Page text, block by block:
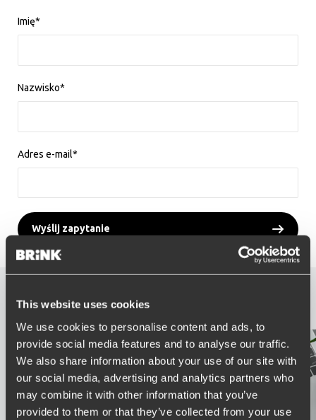
This website uses cookies
We use cookies to personalise content and ads, to
provide social media features and to analyse our traffic.
We also share information about your use of our site with
our social media, advertising and analytics partners who
may combine it with other information that you’ve
provided to them or that they’ve collected from your use
Imię*
Nazwisko*
Adres e-mail*
Wyślij zapytanie
Korzyści z konta